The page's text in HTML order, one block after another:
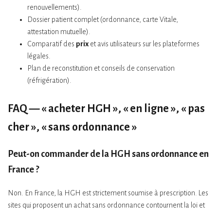
renouvellements).
Dossier patient complet (ordonnance, carte Vitale,
attestation mutuelle).
Comparatif des prix et avis utilisateurs sur les plateformes
légales.
Plan de reconstitution et conseils de conservation
(réfrigération).
FAQ — « acheter HGH », « en ligne », « pas
cher », « sans ordonnance »
Peut-on commander de la HGH sans ordonnance en
France ?
Non. En France, la HGH est strictement soumise à prescription. Les
sites qui proposent un achat sans ordonnance contournent la loi et